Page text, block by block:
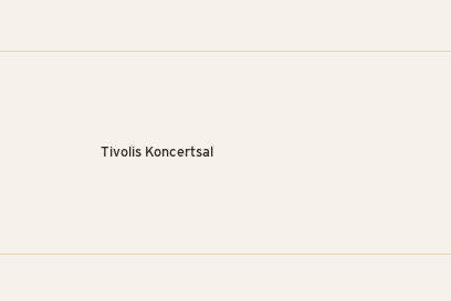
Tivolis Koncertsal